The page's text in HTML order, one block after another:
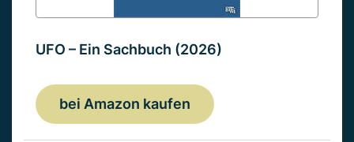
UFO – Ein Sachbuch (2026)
bei Amazon kaufen